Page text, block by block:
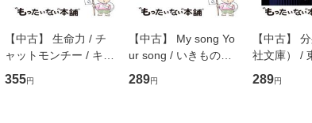
【中古】 生命力 / チ
ャットモンチー / キュ
ーンレコード [CD]
【メール便送料無料】
355円
【中古】 My song Yo
ur song / いきものが
かり / [CD]【メール便
送料無料】
289円
【中古】
社文庫） /
集英社 [文
便送料無料】
289円